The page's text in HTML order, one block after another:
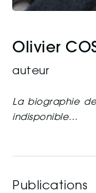
Olivier
auteur
La biographie
indisponible…
Publications